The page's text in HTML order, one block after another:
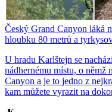
Český Grand Canyon láká
hloubku 80 metrů a
U hradu Karlštejn se
nádhernému místu, o němž
Canyon a je to jedno z
kam můžete vyrazit na